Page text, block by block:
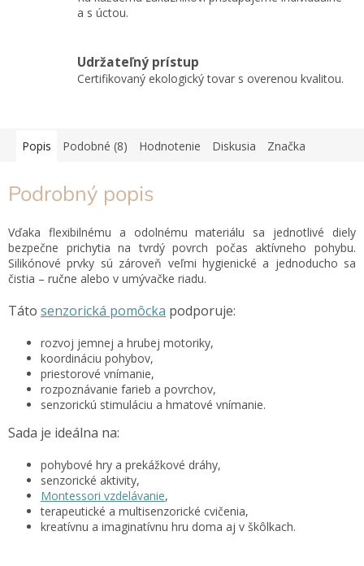
a s úctou.
Udržateľný prístup
Certifikovaný ekologický tovar s overenou kvalitou.
Popis Podobné (8) Hodnotenie Diskusia Značka
Podrobný popis
Vďaka flexibilnému a odolnému materiálu sa jednotlivé diely
bezpečne prichytia na tvrdý povrch počas aktívneho pohybu.
Silikónové prvky sú zároveň veľmi hygienické a jednoducho sa
čistia – ručne alebo v umývačke riadu.
Táto senzorická pomôcka podporuje:
rozvoj jemnej a hrubej motoriky,
koordináciu pohybov,
priestorové vnímanie,
rozpoznávanie farieb a povrchov,
senzorickú stimuláciu a hmatové vnímanie.
Sada je ideálna na:
pohybové hry a prekážkové dráhy,
senzorické aktivity,
Montessori vzdelávanie,
terapeutické a multisenzorické cvičenia,
kreatívnu a imaginatívnu hru doma aj v škôlkach.